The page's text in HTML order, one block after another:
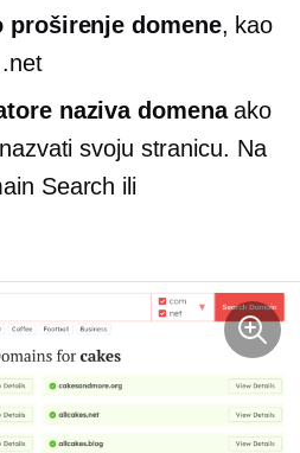
proširenje domene, kao
naziva domenaako
svoju stranicu. Na
Search ili